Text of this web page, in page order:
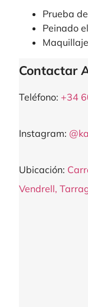
Prueba
Peinado
Contactar
Teléfono: +34
Instagram:
Ubicación:
Vendrell,